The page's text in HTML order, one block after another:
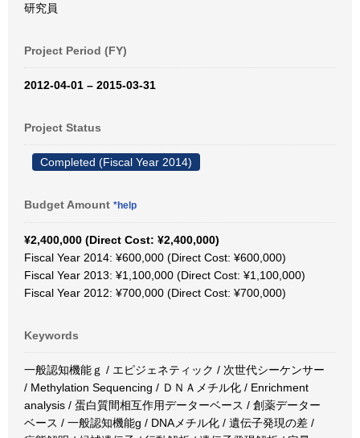
研究員
Project Period (FY)
2012-04-01 – 2015-03-31
Project Status
Completed (Fiscal Year 2014)
Budget Amount *help
¥2,400,000 (Direct Cost: ¥2,400,000)
Fiscal Year 2014: ¥600,000 (Direct Cost: ¥600,000)
Fiscal Year 2013: ¥1,100,000 (Direct Cost: ¥1,100,000)
Fiscal Year 2012: ¥700,000 (Direct Cost: ¥700,000)
Keywords
一般認知機能ｇ / エピジェネティック / 次世代シーケンサー
/ Methylation Sequencing / ＤＮＡメチル化 / Enrichment
analysis / 蛋白質間相互作用データーベース / 創薬データー
ベース / 一般認知機能g / DNAメチル化 / 遺伝子発現の差 /